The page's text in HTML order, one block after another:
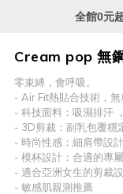
Cream pop 無
零束縛，會呼吸。
- Air Fit熱貼合技術，
- 科技面料：吸濕排汗
- 3D剪裁：副乳包覆穩
- 時尚性感：細肩帶設
- 模杯設計：合適的專
- 適合亞洲女生的剪裁
- 敏感肌親測推薦
全館0元